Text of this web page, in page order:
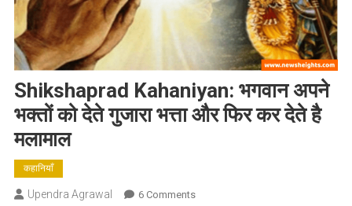
Shikshaprad Kahaniyan: भगवान अपने
भक्तों को देते गुजारा भत्ता और फिर कर देते है
मलामाल
कहानियाँ
Upendra Agrawal 6 CommentsOn